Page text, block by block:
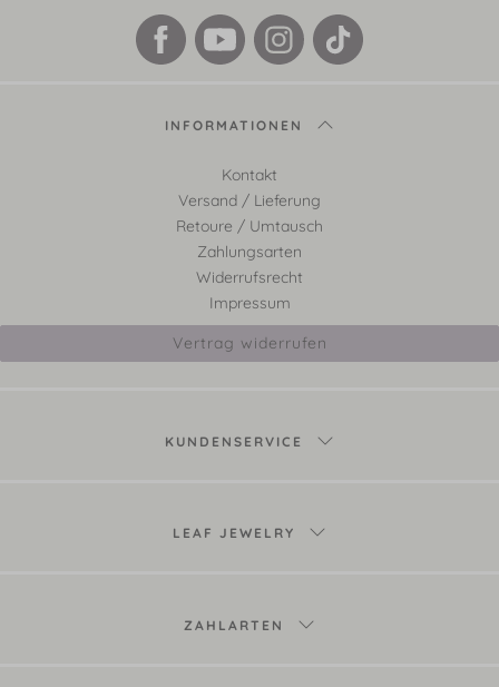
INFORMATIONEN
Kontakt
Versand / Lieferung
Retoure / Umtausch
Zahlungsarten
Widerrufsrecht
Impressum
Vertrag widerrufen
KUNDENSERVICE
LEAF JEWELRY
ZAHLARTEN